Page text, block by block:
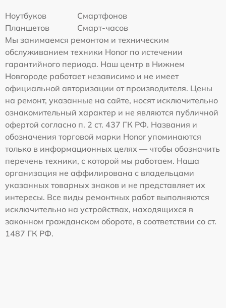
Ноутбуков
Смартфонов
Планшетов
Смарт-часов
Мы занимаемся ремонтом и техническим
обслуживанием техники Honor по истечении
гарантийного периода. Наш центр в Нижнем
Новгороде работает независимо и не имеет
официальной авторизации от производителя. Цены
на ремонт, указанные на сайте, носят исключительно
ознакомительный характер и не являются публичной
офертой согласно п. 2 ст. 437 ГК РФ. Названия и
обозначения торговой марки Honor упоминаются
только в информационных целях — чтобы обозначить
перечень техники, с которой мы работаем. Наша
организация не аффилирована с владельцами
указанных товарных знаков и не представляет их
интересы. Все виды ремонтных работ выполняются
исключительно на устройствах, находящихся в
законном гражданском обороте, в соответствии со ст.
1487 ГК РФ.